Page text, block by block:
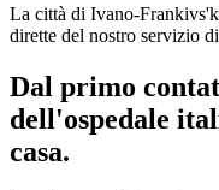
La città di Ivano-Frankivs'k
dirette del nostro servizio
Dal primo
dell'ospedale
casa.